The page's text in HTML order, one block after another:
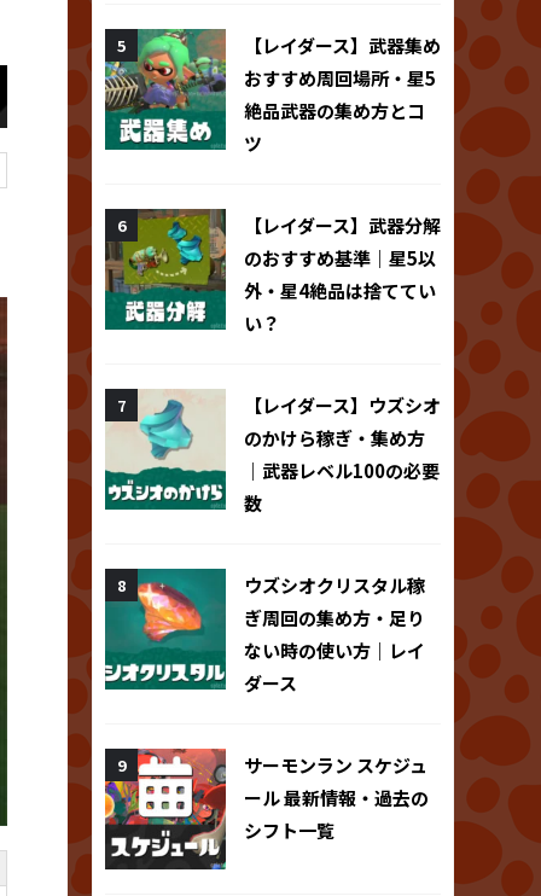
【レイダース】武器集め
おすすめ周回場所・星5
絶品武器の集め方とコ
ツ
【レイダース】武器分解
のおすすめ基準｜星5以
外・星4絶品は捨ててい
い？
【レイダース】ウズシオ
のかけら稼ぎ・集め方
｜武器レベル100の必要
数
ウズシオクリスタル稼
ぎ周回の集め方・足り
ない時の使い方｜レイ
ダース
サーモンラン スケジュ
ール 最新情報・過去の
シフト一覧